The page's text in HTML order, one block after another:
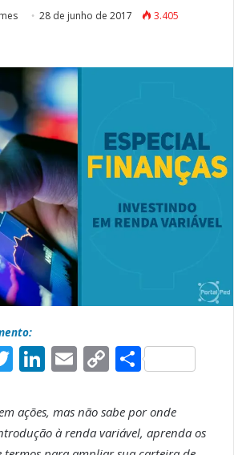
28 de junho de 2017
3.405
T
w
it
t
L
i
n
k
E
m
a
il
C
o
p
y
S
h
a
r
ações, mas não sabe por onde
à renda variável, aprenda os